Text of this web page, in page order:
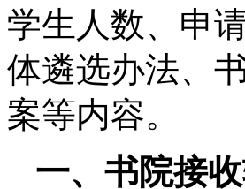
学生人数、申
体遴选办法、
案等内容。
一、 书院接